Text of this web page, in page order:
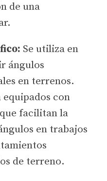
de una
Se utiliza en
ángulos
en terrenos.
equipados con
facilitan la
en trabajos
de terreno.